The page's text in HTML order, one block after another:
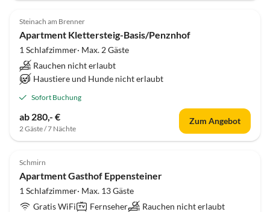
Steinach am Brenner
Apartment Klettersteig-Basis/Penznhof
1 Schlafzimmer· Max. 2 Gäste
Rauchen nicht erlaubt
Haustiere und Hunde nicht erlaubt
Sofort Buchung
ab 280,- €
2 Gäste / 7 Nächte
Zum Angebot
Schmirn
Apartment Gasthof Eppensteiner
1 Schlafzimmer· Max. 13 Gäste
Gratis WiFi
Fernseher
Rauchen nicht erlaubt